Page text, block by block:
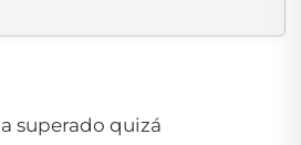
superado quizá